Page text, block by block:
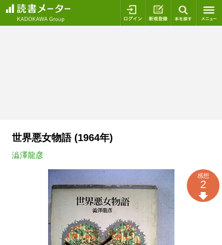
ログイン 新規登録
世界悪女物語 (1964年)
澁澤龍彦
感想
2